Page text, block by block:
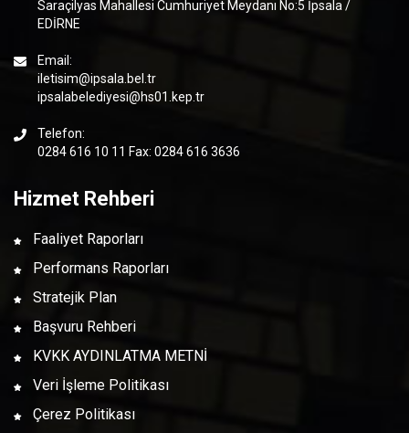
Saraçilyas Mahallesi Cumhuriyet Meydanı No:5 İpsala /
EDİRNE
Email:
iletisim@ipsala.bel.tr
ipsalabelediyesi@hs01.kep.tr
Telefon:
0284 616 10 11 Fax: 0284 616 3636
Hizmet Rehberi
Faaliyet Raporları
Performans Raporları
Stratejik Plan
Başvuru Rehberi
KVKK AYDINLATMA METNİ
Veri İşleme Politikası
Çerez Politikası